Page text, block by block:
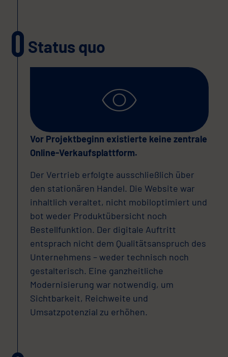
Status quo
Vor Projektbeginn existierte keine zentrale
Online-Verkaufsplattform.
Der Vertrieb erfolgte ausschließlich über
den stationären Handel. Die Website war
inhaltlich veraltet, nicht mobiloptimiert und
bot weder Produktübersicht noch
Bestellfunktion. Der digitale Auftritt
entsprach nicht dem Qualitätsanspruch des
Unternehmens – weder technisch noch
gestalterisch. Eine ganzheitliche
Modernisierung war notwendig, um
Sichtbarkeit, Reichweite und
Umsatzpotenzial zu erhöhen.